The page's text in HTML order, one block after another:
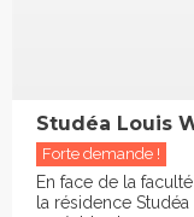
Studéa Louis
Forte demande !
En face de la
la résidence